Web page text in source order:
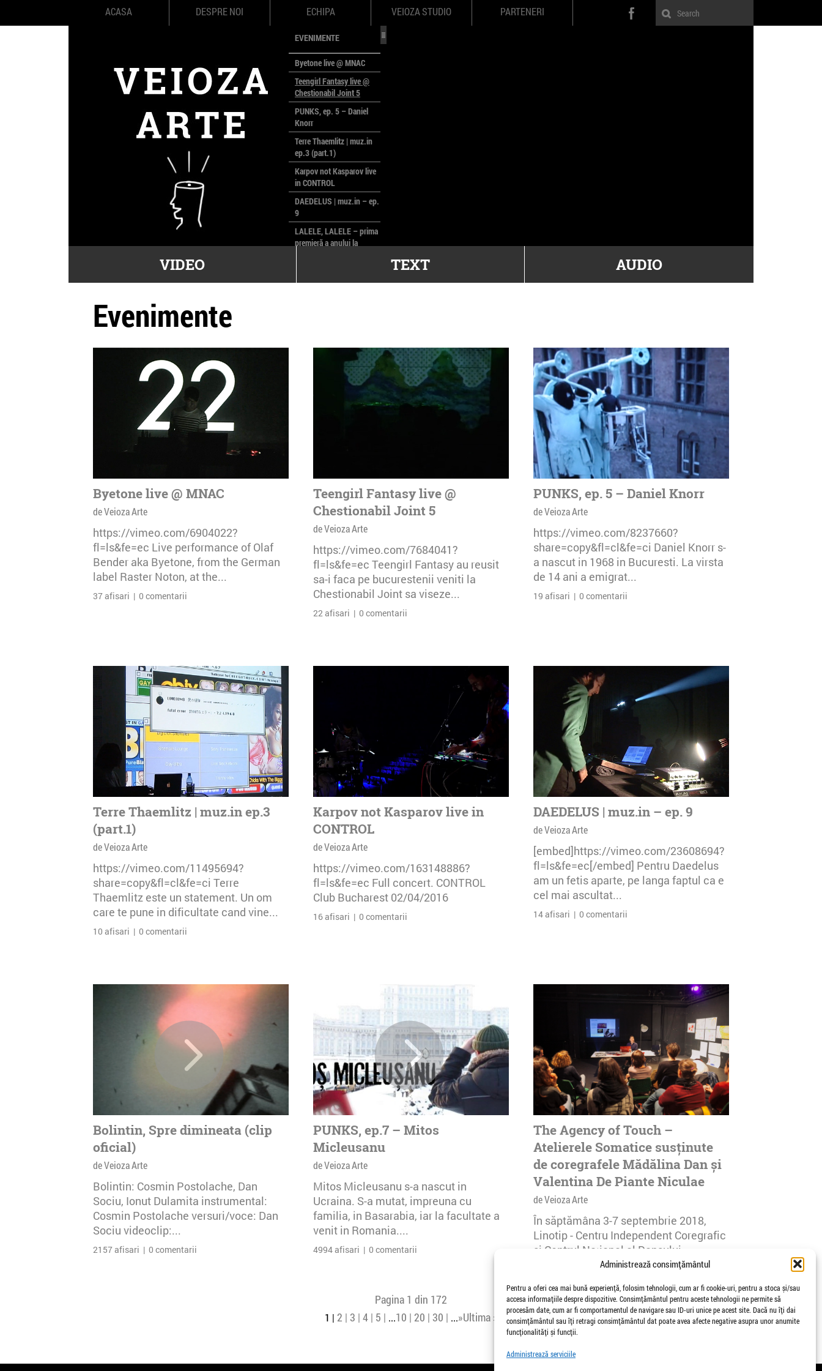
Administrează consimțământul
Pentru a oferi cea mai bună experiență, folosim tehnologii, cum ar fi cookie-uri, pentru a stoca și/sau
accesa informațiile despre dispozitive. Consimțământul pentru aceste tehnologii ne permite să
procesăm date, cum ar fi comportamentul de navigare sau ID-uri unice pe acest site. Dacă nu îți dai
consimțământul sau îți retragi consimțământul dat poate avea afecte negative asupra unor anumite
funcționalități și funcții.
Administrează serviciile
ACASA DESPRE NOI ECHIPA VEIOZA STUDIO PARTENERI
EVENIMENTE
Byetone live @ MNAC
Teengirl Fantasy live @
Chestionabil Joint 5
PUNKS, ep. 5 – Daniel
Knorr
Terre Thaemlitz | muz.in
ep.3 (part.1)
Karpov not Kasparov live
in CONTROL
DAEDELUS | muz.in – ep.
9
LALELE, LALELE – prima
premieră a anului la
poloneze la București
VIDEO TEXT AUDIO
Evenimente
Byetone live @ MNAC
de Veioza Arte
https://vimeo.com/6904022?
fl=ls&fe=ec Live performance of Olaf
Bender aka Byetone, from the German
label Raster Noton, at the...
37 afisari | 0 comentarii
Teengirl Fantasy live @
Chestionabil Joint 5
de Veioza Arte
https://vimeo.com/7684041?
fl=ls&fe=ec Teengirl Fantasy au reusit
sa-i faca pe bucurestenii veniti la
Chestionabil Joint sa viseze...
22 afisari | 0 comentarii
PUNKS, ep. 5 – Daniel Knorr
de Veioza Arte
https://vimeo.com/8237660?
share=copy&fl=cl&fe=ci Daniel Knorr s-
a nascut in 1968 in Bucuresti. La virsta
de 14 ani a emigrat...
19 afisari | 0 comentarii
Terre Thaemlitz | muz.in ep.3
(part.1)
de Veioza Arte
https://vimeo.com/11495694?
share=copy&fl=cl&fe=ci Terre
Thaemlitz este un statement. Un om
care te pune in dificultate cand vine...
10 afisari | 0 comentarii
Karpov not Kasparov live in
CONTROL
de Veioza Arte
https://vimeo.com/163148886?
fl=ls&fe=ec Full concert. CONTROL
Club Bucharest 02/04/2016
16 afisari | 0 comentarii
DAEDELUS | muz.in – ep. 9
de Veioza Arte
[embed]https://vimeo.com/23608694?
fl=ls&fe=ec[/embed] Pentru Daedelus
am un fetis aparte, pe langa faptul ca e
cel mai ascultat...
14 afisari | 0 comentarii
Bolintin, Spre dimineata (clip
oficial)
de Veioza Arte
Bolintin: Cosmin Postolache, Dan
Sociu, Ionut Dulamita instrumental:
Cosmin Postolache versuri/voce: Dan
Sociu videoclip:...
2157 afisari | 0 comentarii
PUNKS, ep.7 – Mitos
Micleusanu
de Veioza Arte
Mitos Micleusanu s-a nascut in
Ucraina. S-a mutat, impreuna cu
familia, in Basarabia, iar la facultate a
venit in Romania....
4994 afisari | 0 comentarii
The Agency of Touch –
Atelierele Somatice susținute
de coregrafele Mădălina Dan și
Valentina De Piante Niculae
de Veioza Arte
În săptămâna 3-7 septembrie 2018,
Linotip - Centru Independent Coregrafic
și Centrul Național al Dansului
26 afisari | 0 comentarii
Pagina 1 din 172
1 2 3 4 5 ...10 20 30 ...»Ultima »